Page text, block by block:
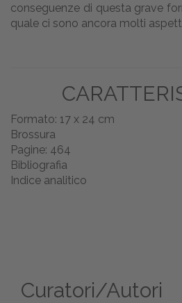
conseguenze di questa grave
quale ci sono ancora molti
Formato: 17 x 24 cm
Brossura
Pagine: 464
Bibliografia
Indice analitico
Curatori/Autori